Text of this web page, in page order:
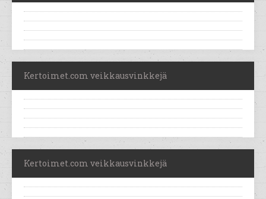
Kertoimet.com veikkausvinkkejä
Kertoimet.com veikkausvinkkejä